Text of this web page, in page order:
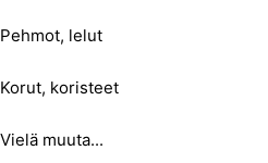
Pehmot, lelut
Korut, koristeet
Vielä muuta...